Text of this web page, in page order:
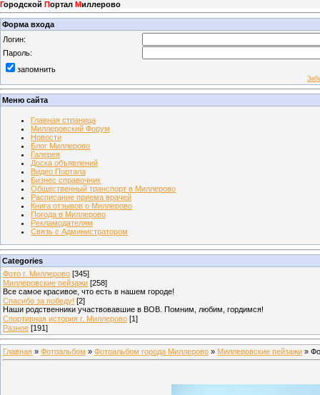
Городской Портал Миллерово
Форма входа
Логин:
Пароль:
запомнить
Меню сайта
Главная страница
Миллеровский Форум
Новости
Блог Миллерово
Галерея
Доска объявлений
Видео Портала
Бизнес справочник
Общественный транспорт в Миллерово
Расписание приема врачей
Книга отзывов о Миллерово
Погода в Миллерово
Рекламодателям
Связь с Администратором
Categories
Фото г. Миллерово [345]
Миллеровские пейзажи [258]
Все самое красивое, что есть в нашем городе!
Спасибо за победу! [2]
Наши родственники участвовавшие в ВОВ. Помним, любим, гордимся!
Спортивная история г. Миллерово [1]
Разное [191]
Главная » Фотоальбом » Фотоальбом города Миллерово » Миллеровские пейзажи »